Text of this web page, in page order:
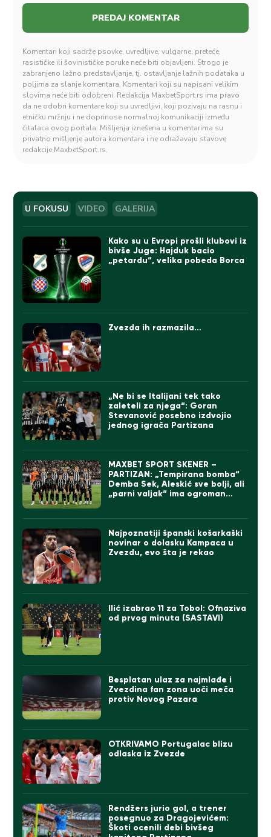
Komentari koji sadrže psovke, uvredljive, vulgarne, preteće,
rasističke ili šovinističke poruke neće biti objavljeni. Strogo je
zabranjeno lažno predstavljanje, tj. ostavljanje lažnih podataka u
poljima za slanje komentara. Komentari koji su napisani velikim
slovima neće biti odobreni. Redakcija MaxbetSport.rs ima pravo
da ne odobri komentare koji su uvredljivi, koji pozivaju na rasnu i
etničku mržnju i ne doprinose normalnoj komunikaciji između
čitalaca ovog portala. Mišljenja iznešena u komentarima su
privatno mišljenje autora komentara i ne odražavaju stavove
redakcije MaxbetSport.rs.
U FOKUSU VIDEO GALERIJA
Kako su u Evropi prošli klubovi iz
bivše Juge: Hajduk bacio
„petardu“, velika pobeda Borca
Zvezda ih razmazila…
„Ne bi se Italijani tek tako
zaleteli za njega“: Goran
Stevanović posebno izdvojio
jednog igrača Partizana
MAXBET SPORT SKENER –
PARTIZAN: „Tempirana bomba“
Demba Sek, Aleskić sve bolji, ali
„parni valjak“ ima ogroman
Najpoznatiji španski košarkaški
novinar o dolasku Kampaca u
Zvezdu, evo šta je rekao
Ilić izabrao 11 za Tobol: Ofnaziva
od prvog minuta (SASTAVI)
Besplatan ulaz za najmlađe i
Zvezdina fan zona uoči meča
protiv Novog Pazara
OTKRIVAMO Portugalac blizu
odlaska iz Zvezde
Rendžers jurio gol, a trener
posegnuo za Dragojevićem:
Škoti ocenili debi bivšeg